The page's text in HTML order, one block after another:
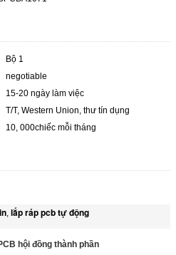
Bộ 1
negotiable
15-20 ngày làm việc
T/T, Western Union, thư tín dụng
10, 000chiếc mỗi tháng
, lắp ráp pcb tự động
hội đồng thành phần